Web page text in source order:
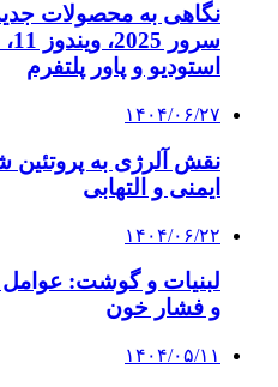
نگاهی به محصولات
استودیو و پاور پلتفرم
۱۴۰۴/۰۶/۲۷
نقش آلرژی به پروتئین
ایمنی و التهابی
۱۴۰۴/۰۶/۲۲
لبنیات و گوشت:
و فشار خون
۱۴۰۴/۰۵/۱۱